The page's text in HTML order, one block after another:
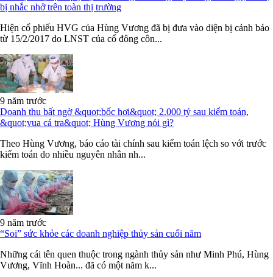
bị nhắc nhở trên toàn thị trường
Hiện cổ phiếu HVG của Hùng Vương đã bị đưa vào diện bị cảnh báo
từ 15/2/2017 do LNST của cổ đông côn...
9 năm trước
Doanh thu bất ngờ &quot;bốc hơi&quot; 2.000 tỷ sau kiểm toán,
&quot;vua cá tra&quot; Hùng Vương nói gì?
Theo Hùng Vương, báo cáo tài chính sau kiểm toán lệch so với trước
kiểm toán do nhiều nguyên nhân nh...
9 năm trước
“Soi” sức khỏe các doanh nghiệp thủy sản cuối năm
Những cái tên quen thuộc trong ngành thủy sản như Minh Phú, Hùng
Vương, Vĩnh Hoàn... đã có một năm k...